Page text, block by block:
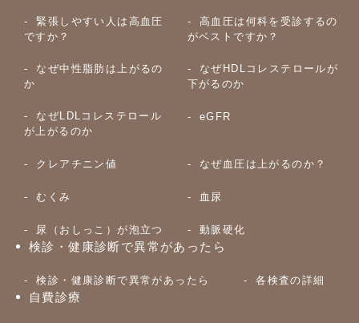
緊張しやすい人は高血圧
ですか？
高血圧は何科を受診するの
がベストですか？
なぜ中性脂肪は上がるの
か
なぜHDLコレステロールが
下がるのか
なぜLDLコレステロール
が上がるのか
eGFR
クレアチニン値 なぜ血圧は上がるのか？
むくみ 血尿
尿（おしっこ）が泡立つ 動脈硬化
検診・健康診断で異常があったら
検診・健康診断で異常があったら 各検査の詳細
自費診療